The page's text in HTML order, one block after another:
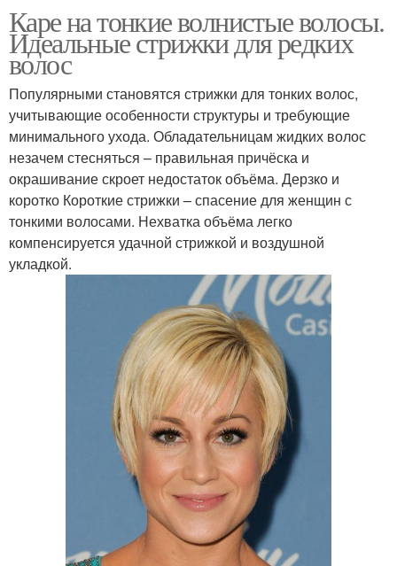
Стрижки с учетом
Стрижки для тонких
Стрижки для женщин Удобные стрижки
Модная стрижка Стрижки для кудрявыех
Стрижка по типу Стрижки для тонких и
Длинные стрижки
Стрижки для кудрявых
волос
Мужские стрижки
Стрижки для кучерявых
волос
Каре на тонкие волнистые волосы.
Идеальные стрижки для редких
волос
Популярными становятся стрижки для тонких волос,
учитывающие особенности структуры и требующие
минимального ухода. Обладательницам жидких волос
незачем стесняться – правильная причёска и
окрашивание скроет недостаток объёма. Дерзко и
коротко Короткие стрижки – спасение для женщин с
тонкими волосами. Нехватка объёма легко
компенсируется удачной стрижкой и воздушной
укладкой.